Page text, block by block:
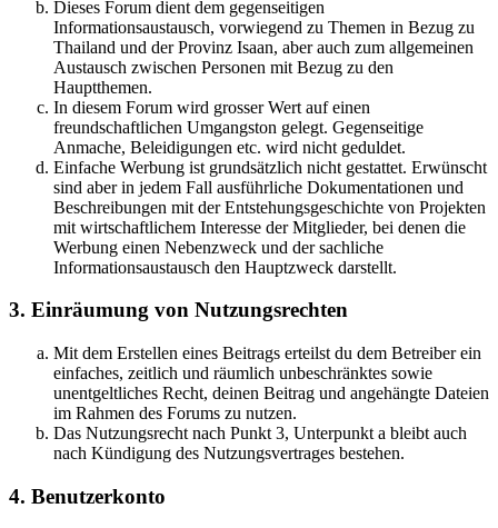
Dieses Forum dient dem gegenseitigen
Informationsaustausch, vorwiegend zu Themen in Bezug zu
Thailand und der Provinz Isaan, aber auch zum allgemeinen
Austausch zwischen Personen mit Bezug zu den
Hauptthemen.
In diesem Forum wird grosser Wert auf einen
freundschaftlichen Umgangston gelegt. Gegenseitige
Anmache, Beleidigungen etc. wird nicht geduldet.
Einfache Werbung ist grundsätzlich nicht gestattet. Erwünscht
sind aber in jedem Fall ausführliche Dokumentationen und
Beschreibungen mit der Entstehungsgeschichte von Projekten
mit wirtschaftlichem Interesse der Mitglieder, bei denen die
Werbung einen Nebenzweck und der sachliche
Informationsaustausch den Hauptzweck darstellt.
3. Einräumung von Nutzungsrechten
Mit dem Erstellen eines Beitrags erteilst du dem Betreiber ein
einfaches, zeitlich und räumlich unbeschränktes sowie
unentgeltliches Recht, deinen Beitrag und angehängte Dateien
im Rahmen des Forums zu nutzen.
Das Nutzungsrecht nach Punkt 3, Unterpunkt a bleibt auch
nach Kündigung des Nutzungsvertrages bestehen.
4. Benutzerkonto